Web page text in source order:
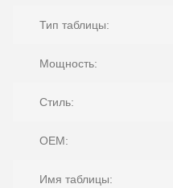
Тип таблицы:
Мощность:
Стиль:
OEM:
Имя таблицы: